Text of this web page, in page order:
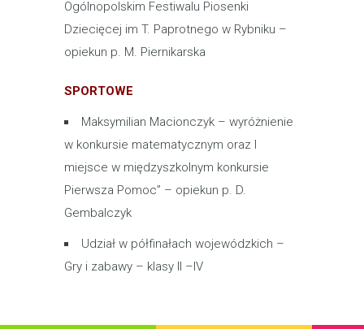
Ogólnopolskim Festiwalu Piosenki
Dziecięcej im T. Paprotnego w Rybniku –
opiekun p. M. Piernikarska
SPORTOWE
Maksymilian Macionczyk – wyróżnienie
w konkursie matematycznym oraz I
miejsce w międzyszkolnym konkursie
Pierwsza Pomoc” – opiekun p. D.
Gembalczyk
Udział w półfinałach wojewódzkich –
Gry i zabawy – klasy II –IV